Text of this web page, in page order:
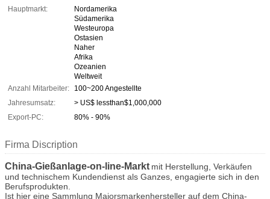
Hauptmarkt:
Nordamerika
Südamerika
Westeuropa
Ostasien
Naher
Afrika
Ozeanien
Weltweit
Anzahl Mitarbeiter:
100~200 Angestellte
Jahresumsatz:
> US$ lessthan$1,000,000
Export-PC:
80% - 90%
Firma Discription
China-Gießanlage-on-line-Markt mit Herstellung, Verkäufen
und technischem Kundendienst als Ganzes, engagierte sich in den
Berufsprodukten.
Ist hier eine Sammlung Majorsmarkenhersteller auf dem China-